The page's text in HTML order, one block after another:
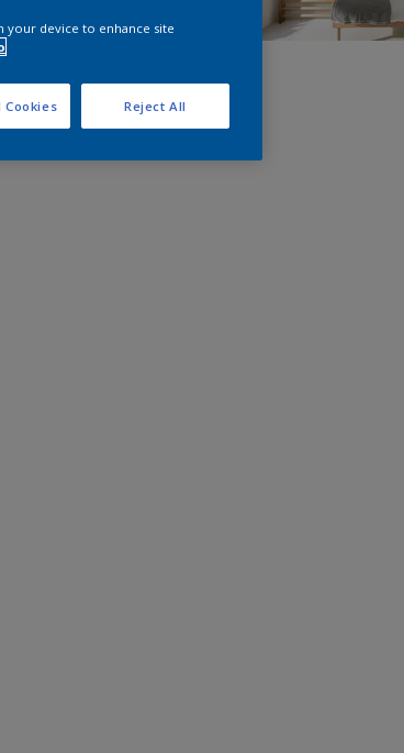
your device to enhance site
Reject All
Cookies